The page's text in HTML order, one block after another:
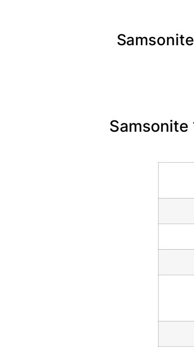
תיק גב סמסונייט למחשב נייד 15.6″ Samsonite
תיק גב סמסונייט למחשב נייד 15.6″ Samsonite